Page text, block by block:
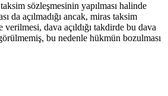
sözleşmesinin yapılması halinde
da açılmadığı ancak, miras taksim
dava açıldığı takdirde bu dava
bu nedenle hükmün bozulması